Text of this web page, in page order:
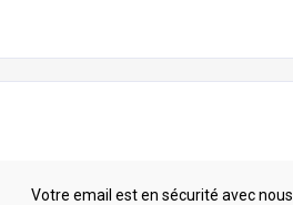
Votre email est en sécurité avec nous.